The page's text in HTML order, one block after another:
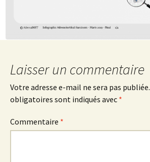
Laisser un commentaire
Votre adresse e-mail ne sera pas publiée.
obligatoires sont indiqués avec *
Commentaire *